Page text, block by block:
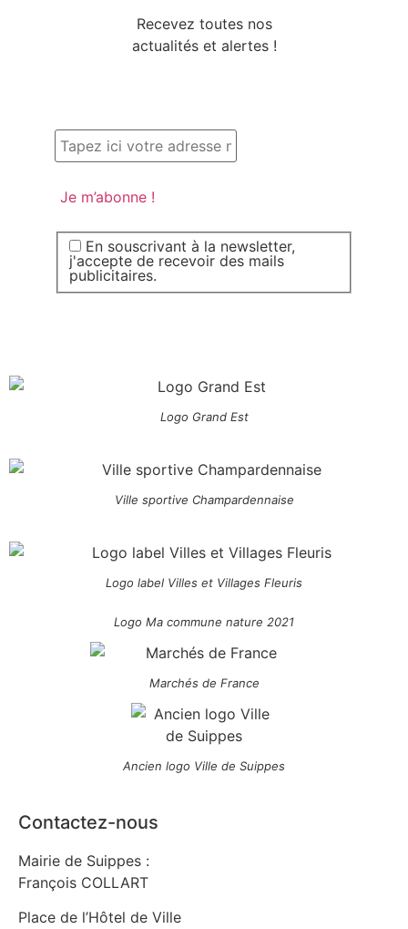
Recevez toutes nos
actualités et alertes !
En souscrivant à la newsletter,
j'accepte de recevoir des mails
publicitaires.
Logo Grand Est
Ville sportive Champardennaise
Logo label Villes et Villages Fleuris
Logo Ma commune nature 2021
Marchés de France
Ancien logo Ville de Suippes
Contactez-nous
Mairie de Suippes :
François COLLART
Place de l’Hôtel de Ville